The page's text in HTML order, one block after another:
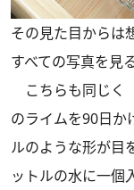
その見た目からは
すべての写真を見
こちらも同じく
のライムを90日か
ルのような形が目
ットルの水に一個